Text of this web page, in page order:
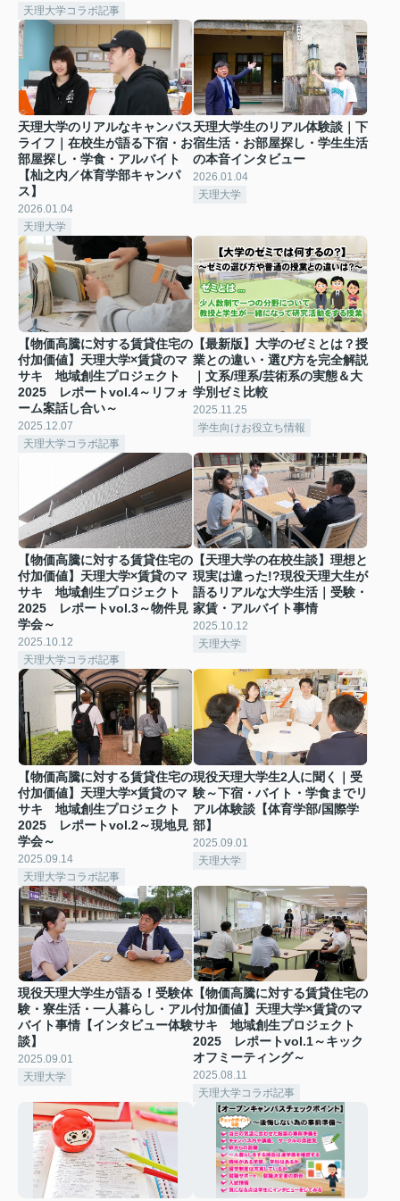
天理大学コラボ記事
天理大学のリアルなキャンパス
ライフ｜在校生が語る下宿・お
部屋探し・学食・アルバイト
【杣之内／体育学部キャンパ
ス】
2026.01.04
天理大学
天理大学生のリアル体験談｜下
宿生活・お部屋探し・学生生活
の本音インタビュー
2026.01.04
天理大学
【物価高騰に対する賃貸住宅の
付加価値】天理大学×賃貸のマ
サキ 地域創生プロジェクト
2025 レポートvol.4～リフォ
ーム案話し合い～
2025.12.07
天理大学コラボ記事
【最新版】大学のゼミとは？授
業との違い・選び方を完全解説
｜文系/理系/芸術系の実態＆大
学別ゼミ比較
2025.11.25
学生向けお役立ち情報
【物価高騰に対する賃貸住宅の
付加価値】天理大学×賃貸のマ
サキ 地域創生プロジェクト
2025 レポートvol.3～物件見
学会～
2025.10.12
天理大学コラボ記事
【天理大学の在校生談】理想と
現実は違った!?現役天理大生が
語るリアルな大学生活｜受験・
家賃・アルバイト事情
2025.10.12
天理大学
【物価高騰に対する賃貸住宅の
付加価値】天理大学×賃貸のマ
サキ 地域創生プロジェクト
2025 レポートvol.2～現地見
学会～
2025.09.14
天理大学コラボ記事
現役天理大学生2人に聞く｜受
験～下宿・バイト・学食までリ
アル体験談【体育学部/国際学
部】
2025.09.01
天理大学
現役天理大学生が語る！受験体
験・寮生活・一人暮らし・アル
バイト事情【インタビュー体験
談】
2025.09.01
天理大学
【物価高騰に対する賃貸住宅の
付加価値】天理大学×賃貸のマ
サキ 地域創生プロジェクト
2025 レポートvol.1～キック
オフミーティング～
2025.08.11
天理大学コラボ記事